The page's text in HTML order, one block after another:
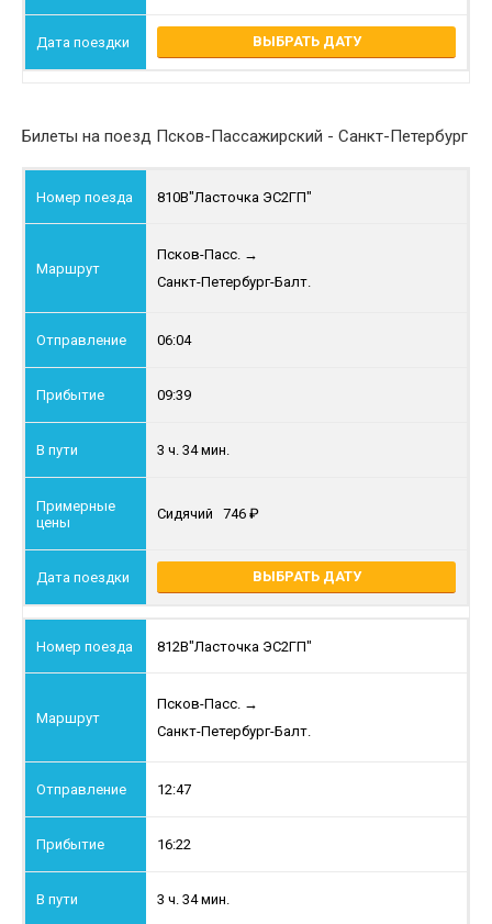
ВЫБРАТЬ ДАТУ
Билеты на поезд Псков-Пассажирский - Санкт-Петербург
810В"Ласточка ЭС2ГП"
Псков-Пасс. →
Санкт-Петербург-Балт.
06:04
09:39
3 ч. 34 мин.
Сидячий 746
ВЫБРАТЬ ДАТУ
812В"Ласточка ЭС2ГП"
Псков-Пасс. →
Санкт-Петербург-Балт.
12:47
16:22
3 ч. 34 мин.